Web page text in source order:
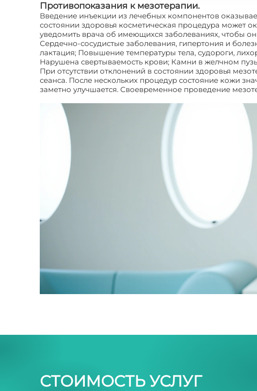
Противопоказания к мезотерапии.
Введение инъекции из лечебных компонентов
состоянии здоровья косметическая процедура может
уведомить врача об имеющихся заболеваниях, чтобы
Сердечно-сосудистые заболевания, гипертония и
лактация; Повышение температуры тела, судороги,
Нарушена свертываемость крови; Камни в желчном
При отсутствии отклонений в состоянии здоровья
сеанса. После нескольких процедур состояние кожи
заметно улучшается. Своевременное проведение
СТОИМОСТЬ УСЛУГ